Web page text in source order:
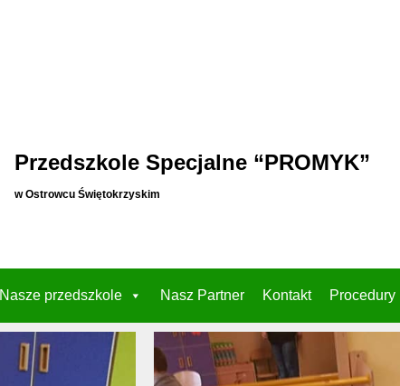
Przedszkole Specjalne “PROMYK”
w Ostrowcu Świętokrzyskim
Nasze przedszkole Nasz Partner Kontakt Procedury